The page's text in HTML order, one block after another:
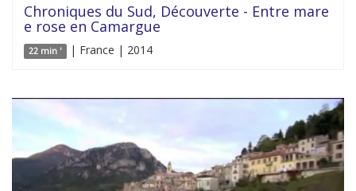
Chroniques du Sud, Découverte - Entre mare
e rose en Camargue
22 min ' | France | 2014